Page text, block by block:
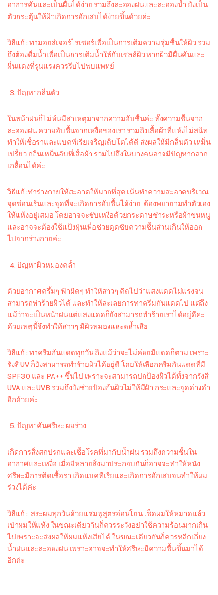
อาการคันและเป็นผื่นได้ง่าย รวมถึงละอองฝนและละอองน้ำ ยังเป็น
ตัวกระตุ้นให้ผิวเกิดการอักเสบได้ง่ายขึ้นด้วยค่ะ
วิธีแก้ : ทามอยส์เจอร์ไรเซอร์เพื่อเป็นการเติมความชุ่มชื้นให้ผิว รวม
ถึงต้องดื่มน้ำเพื่อเป็นการเติมน้ำให้กับเซลล์ผิว หากผิวมีผื่นคันและ
ผื่นแดงที่รุนแรงควรรีบไปพบแพทย์
ปัญหากลิ่นตัว
ในหน้าฝนก็ไม่พ้นมีสาเหตุมาจากความอับชื้นค่ะ ทั้งความชื้นจาก
ละอองฝน ความอับชื้นจากเหงื่อของเรา รวมถึงเสื้อผ้าที่แห้งไม่สนิท
ทำให้เชื้อราและแบคทีเรียเจริญเติบโตได้ดี ส่งผลให้มีกลิ่นตัว เหม็น
เปรี้ยว กลิ่นเหม็นอับที่เสื้อผ้า รวมไปถึงในบางคนอาจมีปัญหากลาก
เกลื้อนได้ค่ะ
วิธีแก้ :ทำร่างกายให้สะอาดให้มากที่สุด เน้นทำความสะอาดบริเวณ
จุดซ่อนเร้นและจุดที่จะเกิดการอับชื้นได้ง่าย ต้องพยายามทำตัวเอง
ให้แห้งอยู่เสมอ โดยอาจจะซับเหงื่อด้วยกระดาษชำระหรือผ้าขนหนู
และอาจจะต้องใช้แป้งฝุ่นเพื่อช่วยดูดซับความชื้นส่วนเกินให้ออก
ไปจากร่างกายค่ะ
ปัญหาผิวหมองคล้ำ
ด้วยอากาศครึ้มๆ ฟ้ามืดๆ ทำให้สาวๆ คิดไปว่าแสงแดดไม่แรงจน
สามารถทำร้ายผิวได้ และทำให้ละเลยการทาครีมกันแดดไป แต่ถึง
แม้ว่าจะเป็นหน้าฝนแต่แสงแดดก็ยังสามารถทำร้ายเราได้อยู่ดีค่ะ
ด้วยเหตุนี้จึงทำให้สาวๆ มีผิวหมองและคล้ำเสีย
วิธีแก้ : ทาครีมกันแดดทุกวัน ถึงแม้ว่าจะไม่ค่อยมีแดดก็ตาม เพราะ
รังสี UV ก็ยังสามารถทำร้ายผิวได้อยู่ดี โดยให้เลือกครีมกันแดดที่มี
SPF30 และ PA++ ขึ้นไป เพราะจะสามารถปกป้องผิวได้ทั้งจากรังสี
UVA และ UVB รวมถึงยังช่วยป้องกันผิวไม่ให้มีฝ้า กระและจุดด่างดำ
อีกด้วยค่ะ
ปัญหาคันศรีษะ ผมร่วง
เกิดการสิ่งสกปรกและเชื้อโรคที่มากับน้ำฝน รวมถึงความชื้นใน
อากาศและเหงื่อ เมื่อมีหลายสิ่งมาประกอบกันก็อาจจะทำให้หนัง
ศรีษะมีการติดเชื้อรา เกิดแบคทีเรียและเกิดการอักเสบจนทำให้ผม
ร่วงได้ค่ะ
วิธีแก้ : สระผมทุกวันด้วยแชมพูสูตรอ่อนโยน เช็ดผมให้หมาดแล้ว
เป่าผมให้แห้ง ในขณะเดียวกันก็ควรระวังอย่าใช้ความร้อนมากเกิน
ไปเพราะจะส่งผลให้ผมแห้งเสียได้ ในขณะเดียวกันก็ควรหลีกเลี่ยง
น้ำฝนและละอองฝน เพราะอาจจะทำให้ศรีษะมีความชื้นขึ้นมาได้
อีกค่ะ